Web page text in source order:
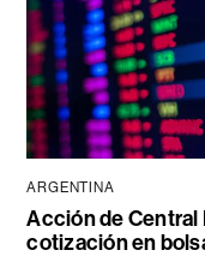
ARGENTINA
Acción de Central
cotización en